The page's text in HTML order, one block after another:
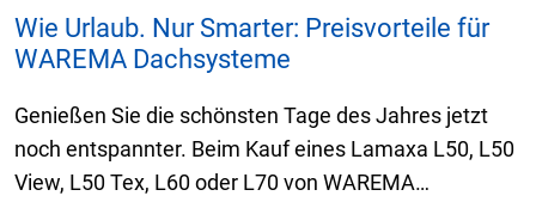
Wie Urlaub. Nur Smarter: Preisvorteile für
WAREMA Dachsysteme
Genießen Sie die schönsten Tage des Jahres jetzt
noch entspannter. Beim Kauf eines Lamaxa L50, L50
View, L50 Tex, L60 oder L70 von WAREMA…